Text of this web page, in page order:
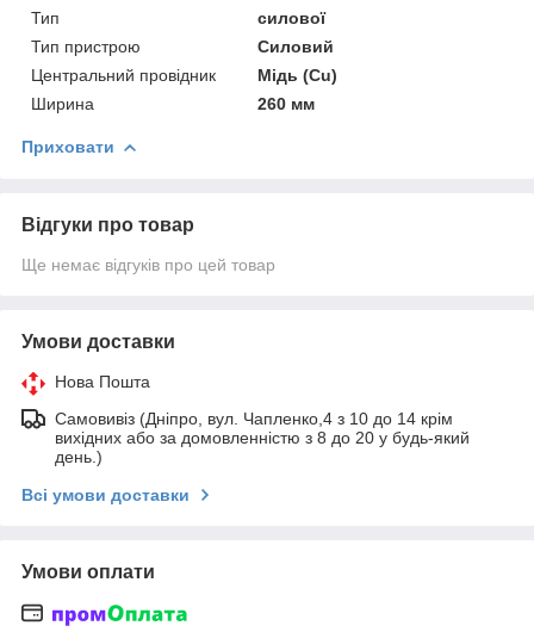
Тип
силової
Тип пристрою
Силовий
Центральний провідник
Мідь (Cu)
Ширина
260 мм
Приховати
Відгуки про товар
Ще немає відгуків про цей товар
Умови доставки
Нова Пошта
Самовивіз (Дніпро, вул. Чапленко,4 з 10 до 14 крім
вихідних або за домовленністю з 8 до 20 у будь-який
день.)
Всі умови доставки
Умови оплати